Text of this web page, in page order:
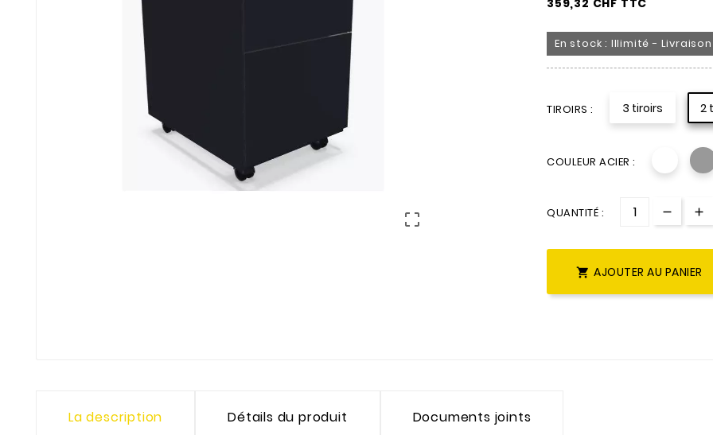

359,32 CHF TTC
En stock : Illimité -
TIROIRS : 3 tiroirs 2
COULEUR ACIER :
QUANTITÉ :
 AJOUTER AU PANIER
La description Détails du produit Documents joints